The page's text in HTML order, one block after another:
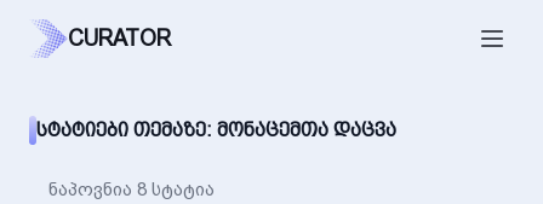
CURATOR
ᲡᲢᲐᲢᲘᲔᲑᲘ ᲗᲔᲛᲐᲖᲔ: ᲛᲝᲜᲐᲪᲔᲛᲗᲐ ᲓᲐᲪᲕᲐ
ნაპოვნია 8 სტატია